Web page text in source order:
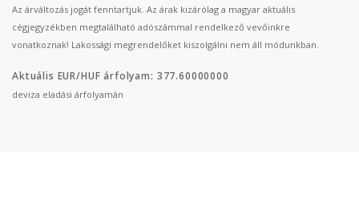
Az árváltozás jogát fenntartjuk. Az árak kizárólag a magyar aktuális
cégjegyzékben megtalálható adószámmal rendelkező vevőinkre
vonatkoznak! Lakossági megrendelőket kiszolgálni nem áll módunkban.
Aktuális EUR/HUF árfolyam: 377.60000000
deviza eladási árfolyamán